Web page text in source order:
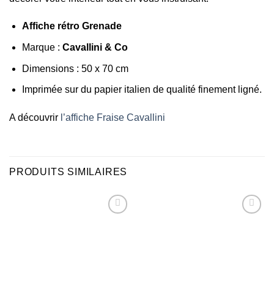
Affiche rétro Grenade
Marque : Cavallini & Co
Dimensions : 50 x 70 cm
Imprimée sur du papier italien de qualité finement ligné.
A découvrir l’affiche Fraise Cavallini
PRODUITS SIMILAIRES